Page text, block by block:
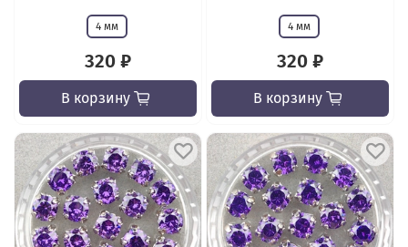
4 мм
320 ₽
В корзину
4 мм
320 ₽
В корзину